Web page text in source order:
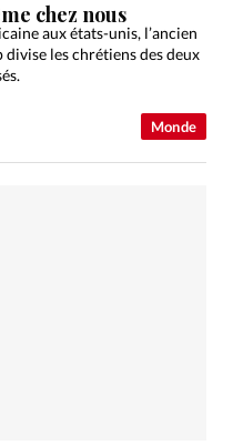
Monde
chez nous
aux états-unis, l’ancien
les chrétiens des deux